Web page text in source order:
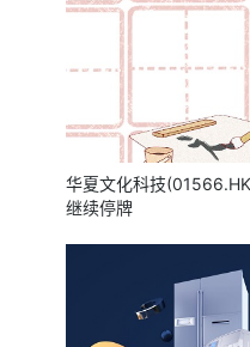
华夏文化科技
继续停牌